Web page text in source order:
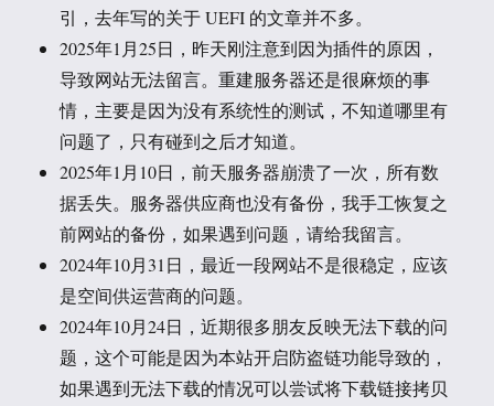
引，去年写的关于 UEFI 的文章并不多。
2025年1月25日，昨天刚注意到因为插件的原因，
导致网站无法留言。重建服务器还是很麻烦的事
情，主要是因为没有系统性的测试，不知道哪里有
问题了，只有碰到之后才知道。
2025年1月10日，前天服务器崩溃了一次，所有数
据丢失。服务器供应商也没有备份，我手工恢复之
前网站的备份，如果遇到问题，请给我留言。
2024年10月31日，最近一段网站不是很稳定，应该
是空间供运营商的问题。
2024年10月24日，近期很多朋友反映无法下载的问
题，这个可能是因为本站开启防盗链功能导致的，
如果遇到无法下载的情况可以尝试将下载链接拷贝